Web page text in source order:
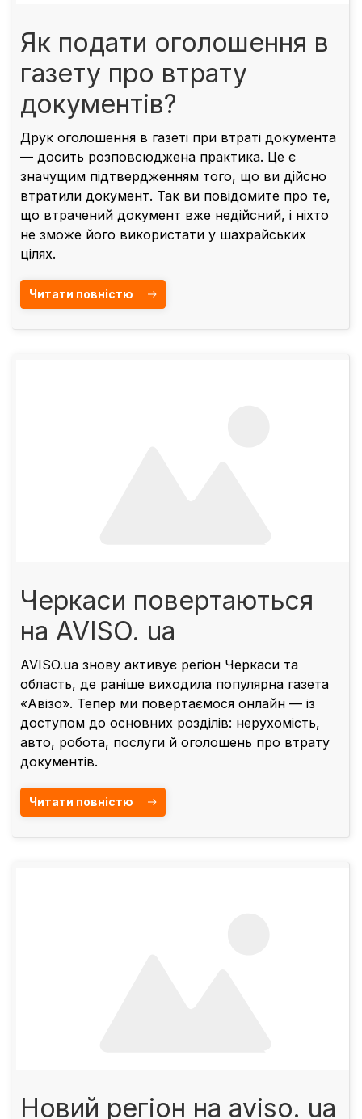
Як подати оголошення в
газету про втрату
документів?
Друк оголошення в газеті при втраті документа
— досить розповсюджена практика. Це є
значущим підтвердженням того, що ви дійсно
втратили документ. Так ви повідомите про те,
що втрачений документ вже недійсний, і ніхто
не зможе його використати у шахрайських
цілях.
Читати повністю
Черкаси повертаються
на AVISO. ua
AVISO.ua знову активує регіон Черкаси та
область, де раніше виходила популярна газета
«Авізо». Тепер ми повертаємося онлайн — із
доступом до основних розділів: нерухомість,
авто, робота, послуги й оголошень про втрату
документів.
Читати повністю
Новий регіон на aviso. ua